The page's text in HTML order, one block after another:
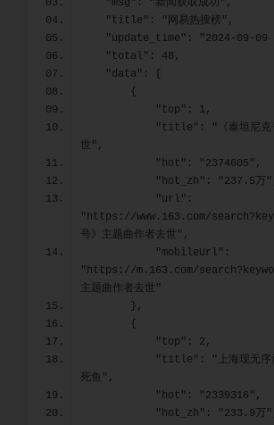
    "msg": "新闻获取成功",
    "title": "网易热搜榜",
"update_time": "2024-09-
    "total": 48,
    "data": [
        {
            "top": 1,
世",
            "hot": "2374605",
"hot_zh": "237.5万
"https://www.163.com/
号》主题曲作者去世",
"https://m.163.com/
主题曲作者去世"
        },
        {
            "top": 2,
死鱼",
            "hot": "2339316",
"hot_zh": "233.9万